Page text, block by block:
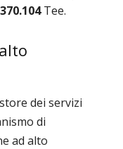
Tee.
dei servizi
di
ad alto